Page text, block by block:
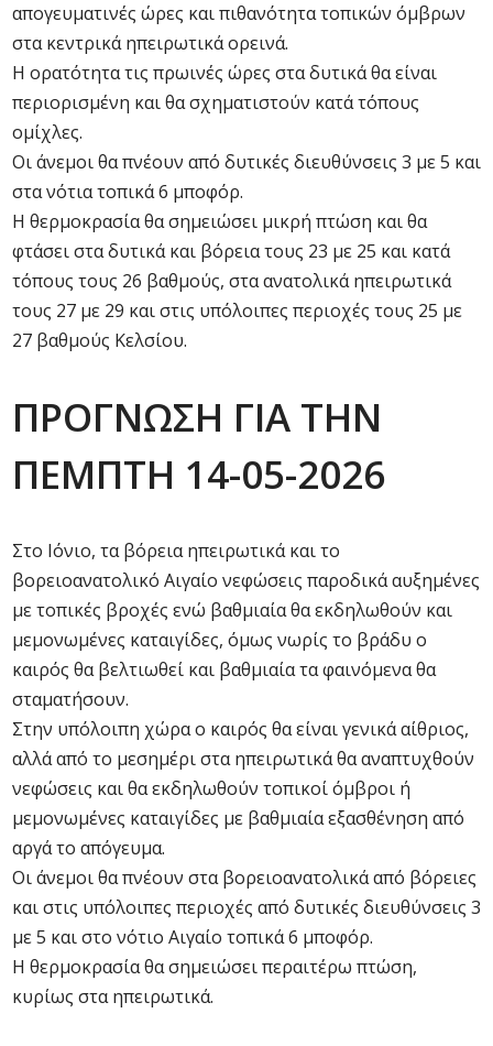
απογευματινές ώρες και πιθανότητα τοπικών όμβρων
στα κεντρικά ηπειρωτικά ορεινά.
Η ορατότητα τις πρωινές ώρες στα δυτικά θα είναι
περιορισμένη και θα σχηματιστούν κατά τόπους
ομίχλες.
Οι άνεμοι θα πνέουν από δυτικές διευθύνσεις 3 με 5 και
στα νότια τοπικά 6 μποφόρ.
Η θερμοκρασία θα σημειώσει μικρή πτώση και θα
φτάσει στα δυτικά και βόρεια τους 23 με 25 και κατά
τόπους τους 26 βαθμούς, στα ανατολικά ηπειρωτικά
τους 27 με 29 και στις υπόλοιπες περιοχές τους 25 με
27 βαθμούς Κελσίου.
ΠΡΟΓΝΩΣΗ ΓΙΑ ΤΗΝ
ΠΕΜΠΤΗ 14-05-2026
Στο Ιόνιο, τα βόρεια ηπειρωτικά και το
βορειοανατολικό Αιγαίο νεφώσεις παροδικά αυξημένες
με τοπικές βροχές ενώ βαθμιαία θα εκδηλωθούν και
μεμονωμένες καταιγίδες, όμως νωρίς το βράδυ ο
καιρός θα βελτιωθεί και βαθμιαία τα φαινόμενα θα
σταματήσουν.
Στην υπόλοιπη χώρα ο καιρός θα είναι γενικά αίθριος,
αλλά από το μεσημέρι στα ηπειρωτικά θα αναπτυχθούν
νεφώσεις και θα εκδηλωθούν τοπικοί όμβροι ή
μεμονωμένες καταιγίδες με βαθμιαία εξασθένηση από
αργά το απόγευμα.
Οι άνεμοι θα πνέουν στα βορειοανατολικά από βόρειες
και στις υπόλοιπες περιοχές από δυτικές διευθύνσεις 3
με 5 και στο νότιο Αιγαίο τοπικά 6 μποφόρ.
Η θερμοκρασία θα σημειώσει περαιτέρω πτώση,
κυρίως στα ηπειρωτικά.